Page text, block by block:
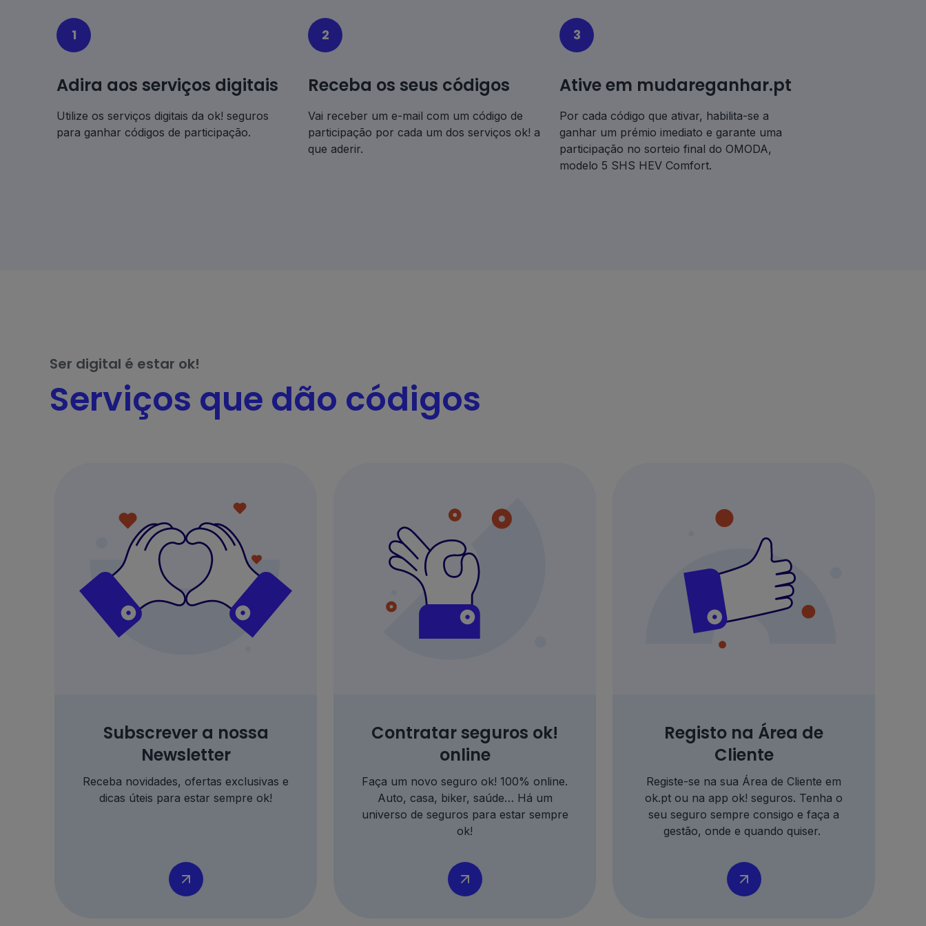
1
Adira aos serviços digitais
Utilize os serviços digitais da ok! seguros
para ganhar códigos de participação.
2
Receba os seus códigos
Vai receber um e-mail com um código de
participação por cada um dos serviços ok! a
que aderir.
3
Ative em mudareganhar.pt
Por cada código que ativar, habilita-se a
ganhar um prémio imediato e garante uma
participação no sorteio final do OMODA,
modelo 5 SHS HEV Comfort.
Ser digital é estar ok!
Serviços que dão códigos
Subscrever a nossa
Newsletter
Receba novidades, ofertas exclusivas e
dicas úteis para estar sempre ok!
Contratar seguros ok!
online
Faça um novo seguro ok! 100% online.
Auto, casa, biker, saúde… Há um
universo de seguros para estar sempre
ok!
Registo na Área de
Cliente
Registe-se na sua Área de Cliente em
ok.pt ou na app ok! seguros. Tenha o
seu seguro sempre consigo e faça a
gestão, onde e quando quiser.